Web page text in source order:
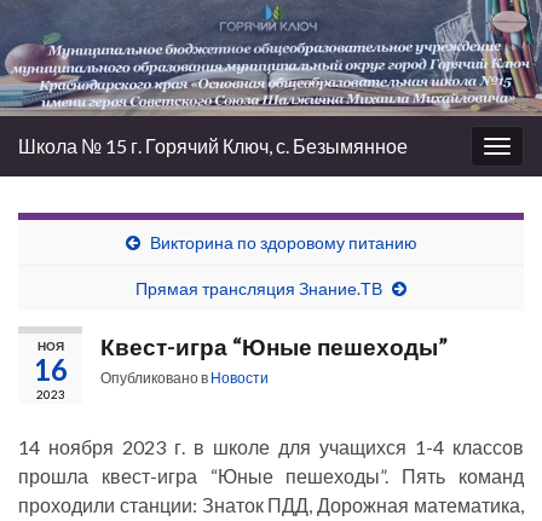
Вкл/
выкл
Школа № 15 г. Горячий Ключ, с. Безымянное
Викторина по здоровому питанию
Прямая трансляция Знание.ТВ
НОЯ
16
2023
Квест-игра “Юные пешеходы”
Опубликовано в Новости
14 ноября 2023 г. в школе для учащихся 1-4 классов
прошла квест-игра “Юные пешеходы”. Пять команд
проходили станции: Знаток ПДД, Дорожная математика,